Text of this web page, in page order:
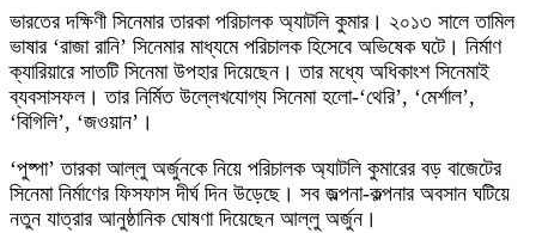
ভারতের দক্ষিণী সিনেমার তারকা পরিচালক অ্যাটলি কুমার। ২০১৩ সালে তামিল
ভাষার ‘রাজা রানি’ সিনেমার মাধ্যমে পরিচালক হিসেবে অভিষেক ঘটে। নির্মাণ
ক্যারিয়ারে সাতটি সিনেমা উপহার দিয়েছেন। তার মধ্যে অধিকাংশ সিনেমাই
ব্যবসাসফল। তার নির্মিত উল্লেখযোগ্য সিনেমা হলো-‘থেরি’, ‘মের্শাল’,
‘বিগিলি’, ‘জওয়ান’।
‘পুষ্পা’ তারকা আল্লু অর্জুনকে নিয়ে পরিচালক অ্যাটলি কুমারের বড় বাজেটের
সিনেমা নির্মাণের ফিসফাস দীর্ঘ দিন উড়েছে। সব জল্পনা-কল্পনার অবসান ঘটিয়ে
নতুন যাত্রার আনুষ্ঠানিক ঘোষণা দিয়েছেন আল্লু অর্জুন।